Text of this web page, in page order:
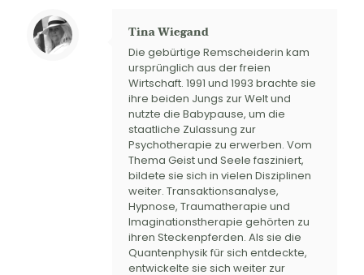
Tina Wiegand
Die gebürtige Remscheiderin kam
ursprünglich aus der freien
Wirtschaft. 1991 und 1993 brachte sie
ihre beiden Jungs zur Welt und
nutzte die Babypause, um die
staatliche Zulassung zur
Psychotherapie zu erwerben. Vom
Thema Geist und Seele fasziniert,
bildete sie sich in vielen Disziplinen
weiter. Transaktionsanalyse,
Hypnose, Traumatherapie und
Imaginationstherapie gehörten zu
ihren Steckenpferden. Als sie die
Quantenphysik für sich entdeckte,
entwickelte sie sich weiter zur